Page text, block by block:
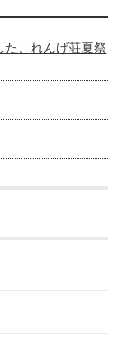
た、れんげ荘夏祭